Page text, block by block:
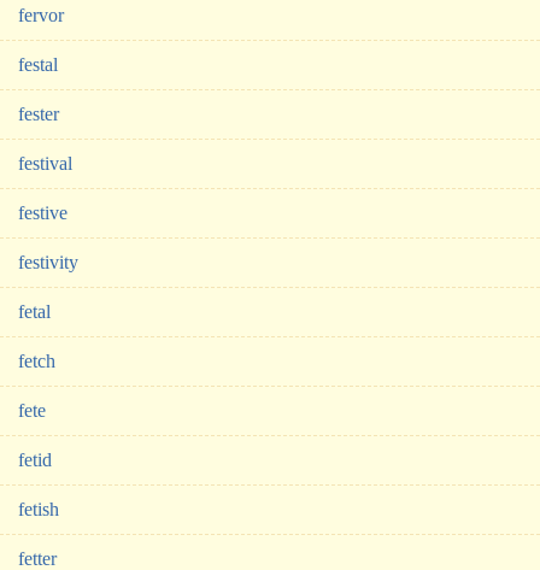
fervor
festal
fester
festival
festive
festivity
fetal
fetch
fete
fetid
fetish
fetter